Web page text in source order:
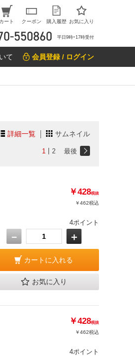
カート クーポン 購入履歴 お気に入り
平日9時ｰ17時受付
て 会員登録 / ログイン
詳細一覧 サムネイル
1 2 最後
￥428税抜
￥462税込
4ポイント
－ ＋
カートに入れる
お気に入り
￥428税抜
￥462税込
4ポイント